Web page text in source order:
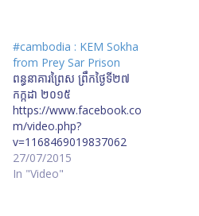
#cambodia : KEM Sokha
from Prey Sar Prison
ពន្ធនាគារព្រៃស ព្រឹកថ្ងៃទី២៧
កក្កដា ២០១៥
https://www.facebook.co
m/video.php?
v=1168469019837062
https://www.facebook.co
m/video.php?
27/07/2015
In "Video"